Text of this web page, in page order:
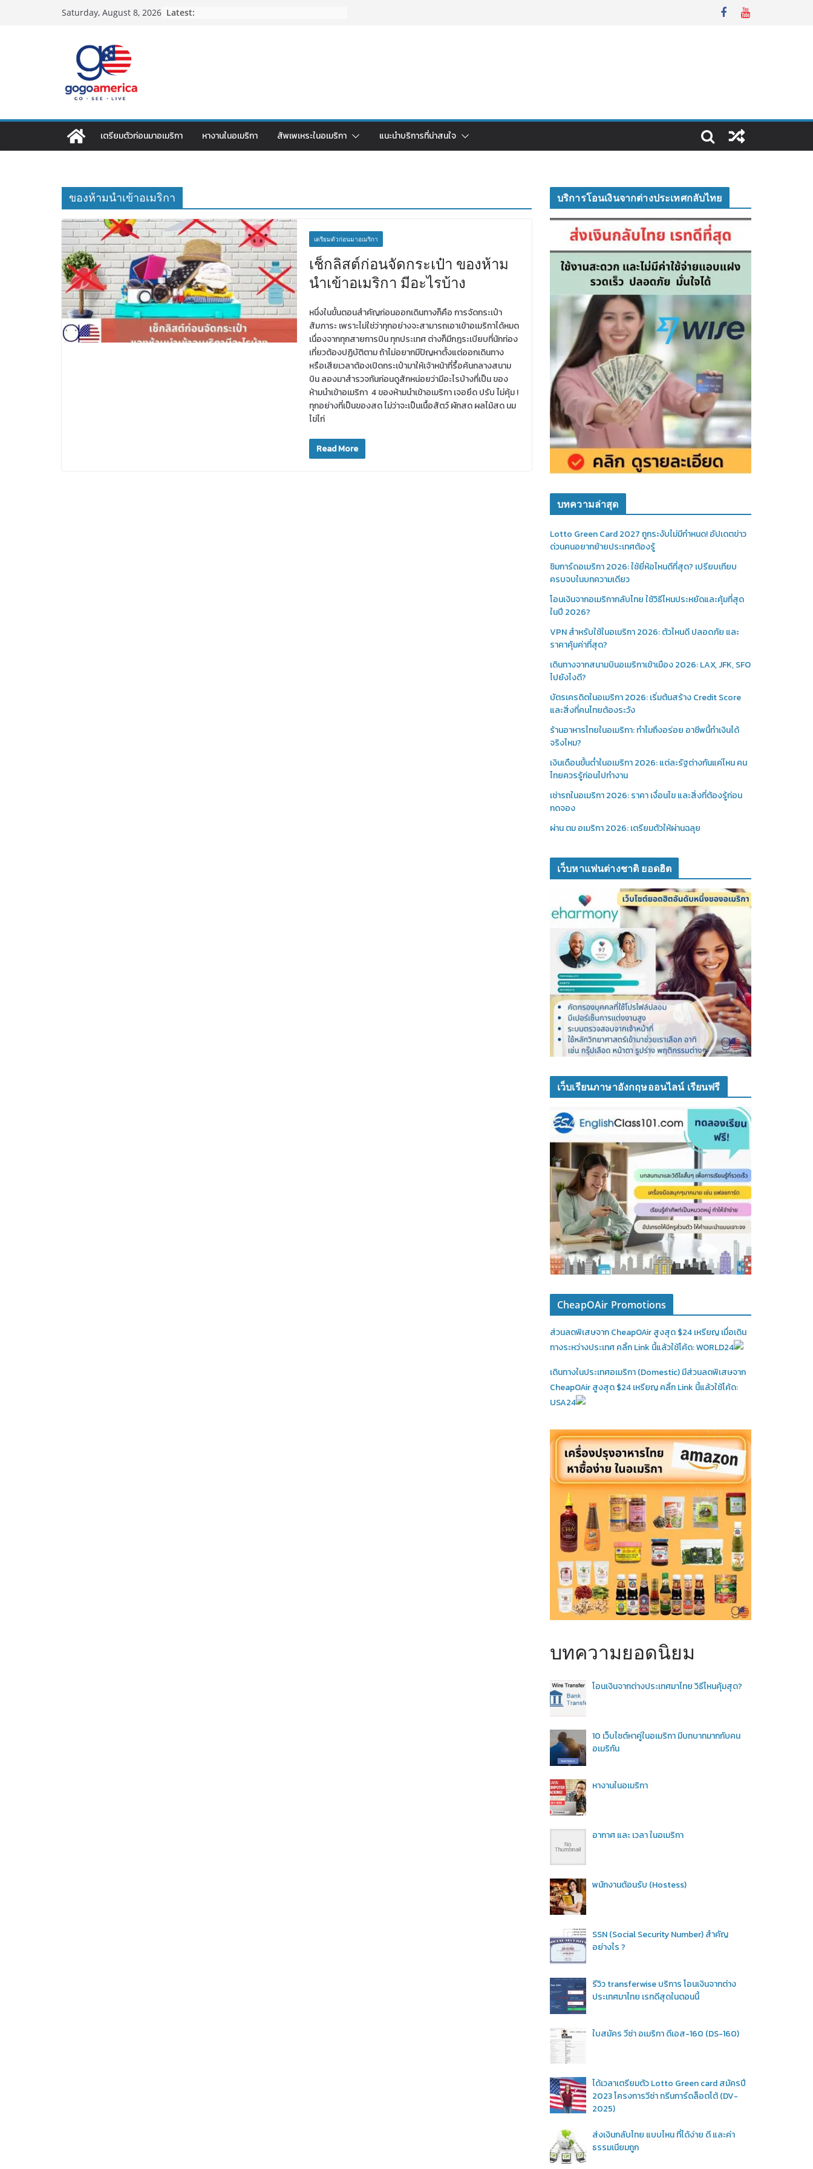
Saturday, August 8, 2026 Latest:
เตรียมตัวก่อนมาอเมริกา หางานในอเมริกา สัพเพเหระในอเมริกา แนะนำบริการที่น่าสนใจ
ของห้ามนำเข้าอเมริกา
เตรียมตัวก่อนมาอเมริกา
เช็กลิสต์ก่อนจัดกระเป๋า ของห้าม
นำเข้าอเมริกา มีอะไรบ้าง
หนึ่งในขั้นตอนสำคัญก่อนออกเดินทางก็คือ การจัดกระเป๋า
สัมภาระ เพราะไม่ใช่ว่าทุกอย่างจะสามารถเอาเข้าอเมริกาได้หมด
เนื่องจากทุกสายการบิน ทุกประเทศ ต่างก็มีกฎระเบียบที่นักท่อง
เที่ยวต้องปฏิบัติตาม ถ้าไม่อยากมีปัญหาตั้งแต่ออกเดินทาง
หรือเสียเวลาต้องเปิดกระเป๋ามาให้เจ้าหน้าที่รื้อค้นกลางสนาม
บิน ลองมาสำรวจกันก่อนดูสักหน่อยว่ามีอะไรบ้างที่เป็น ของ
ห้ามนำเข้าอเมริกา 4 ของห้ามนำเข้าอเมริกา เจอยึด ปรับ ไม่คุ้ม !
ทุกอย่างที่เป็นของสด ไม่ว่าจะเป็นเนื้อสัตว์ ผักสด ผลไม้สด นม
ไข่ไก่
Read More
บริการโอนเงินจากต่างประเทศกลับไทย
บทความล่าสุด
Lotto Green Card 2027 ถูกระงับไม่มีกำหนด! อัปเดตข่าว
ด่วนคนอยากย้ายประเทศต้องรู้
ซิมการ์ดอเมริกา 2026: ใช้ยี่ห้อไหนดีที่สุด? เปรียบเทียบ
ครบจบในบทความเดียว
โอนเงินจากอเมริกากลับไทย ใช้วิธีไหนประหยัดและคุ้มที่สุด
ในปี 2026?
VPN สำหรับใช้ในอเมริกา 2026: ตัวไหนดี ปลอดภัย และ
ราคาคุ้มค่าที่สุด?
เดินทางจากสนามบินอเมริกาเข้าเมือง 2026: LAX, JFK, SFO
ไปยังไงดี?
บัตรเครดิตในอเมริกา 2026: เริ่มต้นสร้าง Credit Score
และสิ่งที่คนไทยต้องระวัง
ร้านอาหารไทยในอเมริกา: ทำไมถึงอร่อย อาชีพนี้ทำเงินได้
จริงไหม?
เงินเดือนขั้นต่ำในอเมริกา 2026: แต่ละรัฐต่างกันแค่ไหน คน
ไทยควรรู้ก่อนไปทำงาน
เช่ารถในอเมริกา 2026: ราคา เงื่อนไข และสิ่งที่ต้องรู้ก่อน
กดจอง
ผ่าน ตม อเมริกา 2026: เตรียมตัวให้ผ่านฉลุย
เว็บหาแฟนต่างชาติ ยอดฮิต
เว็บเรียนภาษาอังกฤษออนไลน์ เรียนฟรี
CheapOAir Promotions
ส่วนลดพิเสษจาก CheapOAir สูงสุด $24 เหรียญ เมื่อเดิน
ทางระหว่างประเทศ คลิ้ก Link นี้แล้วใช้โค้ด: WORLD24
เดินทางในประเทศอเมริกา (Domestic)มีส่วนลดพิเสษจาก
CheapOAir สูงสุด $24 เหรียญ คลิ้ก Link นี้แล้วใช้โค้ด:
USA24
บทความยอดนิยม
โอนเงินจากต่างประเทศมาไทย วิธีไหนคุ้มสุด?
10 เว็บไซต์หาคู่ในอเมริกา มีบทบาทมากกับคน
อเมริกัน
หางานในอเมริกา
อากาศ และ เวลา ในอเมริกา
พนักงานต้อนรับ (Hostess)
SSN (Social Security Number) สำคัญ
อย่างไร ?
รีวิว transferwise บริการ โอนเงินจากต่าง
ประเทศมาไทย เรทดีสุดในตอนนี้
ใบสมัคร วีซ่า อเมริกา ดีเอส-160 (DS-160)
ได้เวลาเตรียมตัว Lotto Green card สมัครปี
2023 โครงการวีซ่า กรีนการ์ดล็อตโต้ (DV-
2025)
ส่งเงินกลับไทย แบบไหน ที่ได้ง่าย ดี และค่า
ธรรมเนียมถูก